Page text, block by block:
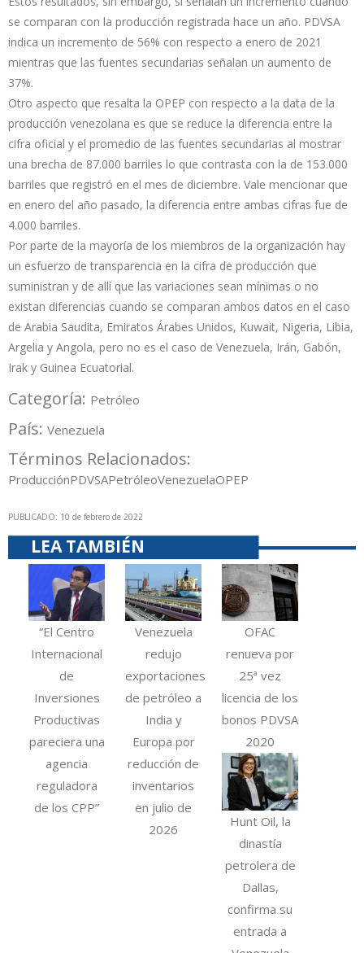
se comparan con la producción registrada hace un año. PDVSA
indica un incremento de 56% con respecto a enero de 2021
mientras que las fuentes secundarias señalan un aumento de
37%.
Otro aspecto que resalta la OPEP con respecto a la data de la
producción venezolana es que se reduce la diferencia entre la
cifra oficial y el promedio de las fuentes secundarias al mostrar
una brecha de 87.000 barriles lo que contrasta con la de 153.000
barriles que registró en el mes de diciembre. Vale mencionar que
en enero del año pasado, la diferencia entre ambas cifras fue de
4.000 barriles.
Por parte de la mayoría de los miembros de la organización hay
un esfuerzo de transparencia en la cifra de producción que
suministran y de allí que las variaciones sean mínimas o no
existan diferencias cuando se comparan ambos datos en el caso
de Arabia Saudita, Emiratos Árabes Unidos, Kuwait, Nigeria, Libia,
Argelia y Angola, pero no es el caso de Venezuela, Irán, Gabón,
Irak y Guinea Ecuatorial.
Categoría: Petróleo
País: Venezuela
Términos Relacionados:
ProducciónPDVSAPetróleoVenezuelaOPEP
PUBLICADO: 10 de febrero de 2022
LEA TAMBIÉN
“El Centro
Internacional
de
Inversiones
Productivas
pareciera una
agencia
reguladora
de los CPP”
Venezuela
redujo
exportaciones
de petróleo a
India y
Europa por
reducción de
inventarios
en julio de
2026
OFAC
renueva por
25ª vez
licencia de los
bonos PDVSA
2020
Hunt Oil, la
dinastía
petrolera de
Dallas,
confirma su
entrada a